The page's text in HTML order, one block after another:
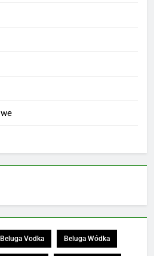
Beluga Vodka Beluga Wódka